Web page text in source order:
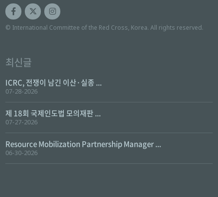
© International Committee of the Red Cross, Korea. All rights reserved.
최신글
ICRC, 전쟁이 남긴 이산·실종 ...
07-28-2026
제 18회 국제인도법 모의재판 ...
07-27-2026
Resource Mobilization Partnership Manager ...
06-30-2026